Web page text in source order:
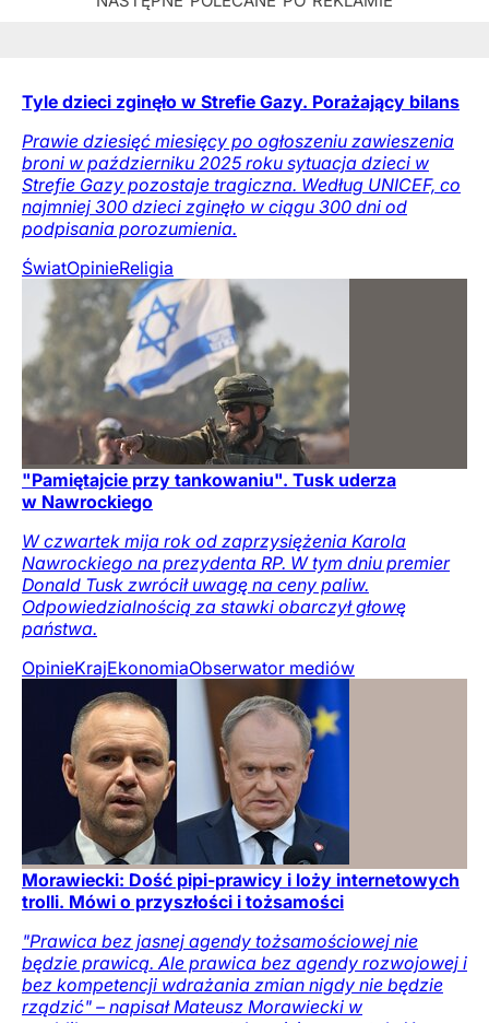
Tyle dzieci zginęło w Strefie Gazy. Porażający bilans
Prawie dziesięć miesięcy po ogłoszeniu zawieszenia
broni w październiku 2025 roku sytuacja dzieci w
Strefie Gazy pozostaje tragiczna. Według UNICEF, co
najmniej 300 dzieci zginęło w ciągu 300 dni od
podpisania porozumienia.
ŚwiatOpinieReligia
"Pamiętajcie przy tankowaniu". Tusk uderza
w Nawrockiego
W czwartek mija rok od zaprzysiężenia Karola
Nawrockiego na prezydenta RP. W tym dniu premier
Donald Tusk zwrócił uwagę na ceny paliw.
Odpowiedzialnością za stawki obarczył głowę
państwa.
OpinieKrajEkonomiaObserwator mediów
Morawiecki: Dość pipi-prawicy i loży internetowych
trolli. Mówi o przyszłości i tożsamości
"Prawica bez jasnej agendy tożsamościowej nie
będzie prawicą. Ale prawica bez agendy rozwojowej i
bez kompetencji wdrażania zmian nigdy nie będzie
rządzić" – napisał Mateusz Morawiecki w